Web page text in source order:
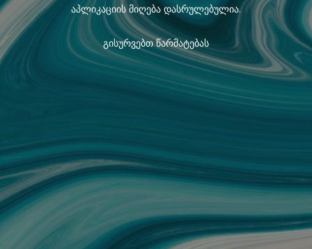
აპლიკაციის მიღება დასრულებულია.
გისურვებთ წარმატებას